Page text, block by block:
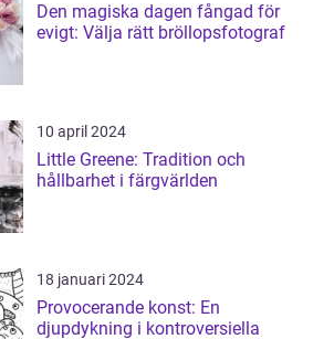
Den magiska dagen fångad för
evigt: Välja rätt bröllopsfotograf
10 april 2024
Little Greene: Tradition och
hållbarhet i färgvärlden
18 januari 2024
Provocerande konst: En
djupdykning i kontroversiella